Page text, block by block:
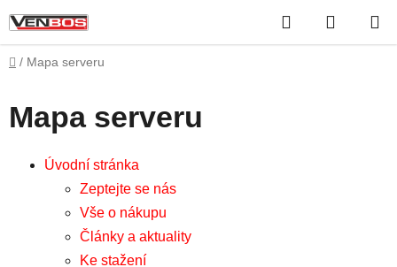
na
obsah
Hledat
KOŠÍK
Domů
/ Mapa serveru
Mapa serveru
Úvodní stránka
Zeptejte se nás
Vše o nákupu
Články a aktuality
Ke stažení